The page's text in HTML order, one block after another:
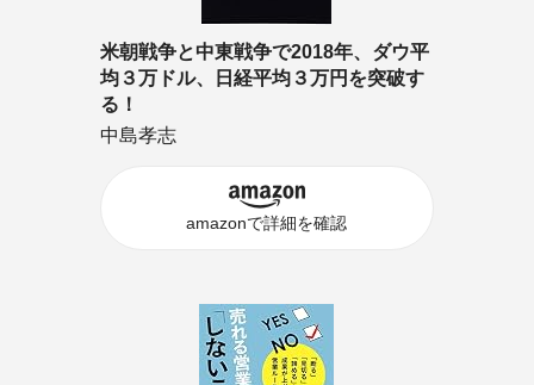
米朝戦争と中東戦争で2018年、ダウ平
均３万ドル、日経平均３万円を突破す
る！
中島孝志
amazonで詳細を確認